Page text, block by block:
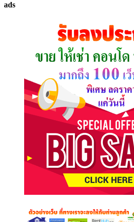
ที่
ads